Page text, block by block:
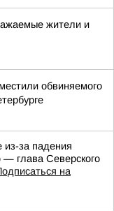
жители и
обвиняемого
за падения
— глава Северского
на